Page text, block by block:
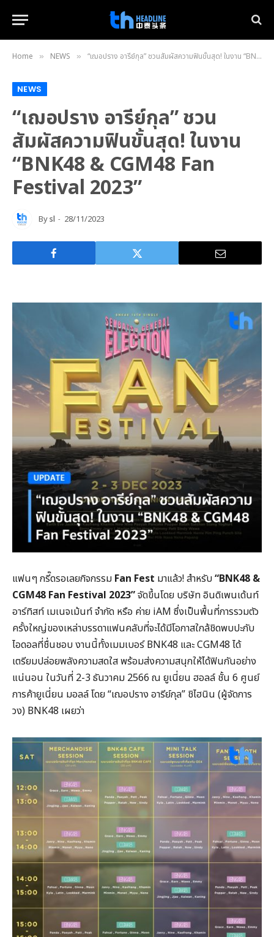
Home » NEWS » “เฌอปราง อารีย์กุล” ชวนสัมผัสความฟินขั้นสุด! ในงาน “BNK48 & CGM48 Fan Festival 2023”
NEWS
“เฌอปราง อารีย์กุล” ชวน
สัมผัสความฟินขั้นสุด! ในงาน
“BNK48 & CGM48 Fan
Festival 2023”
Bysl 28/11/2023
แฟนๆ กรี๊ดรอเลยกิจกรรม Fan Fest มาแล้ว! สำหรับ“BNK48 &
CGM48 Fan Festival 2023”จัดขึ้นโดย บริษัท อินดิเพนเด้นท์
อาร์ทิสท์ เมเนจเม้นท์ จำกัด หรือ ค่าย iAM ซึ่งเป็นพื้นที่การรวมตัว
ครั้งใหญ่ของเหล่าบรรดาแฟนคลับที่จะได้มีโอกาสใกล้ชิดพบปะกับ
ไอดอลที่ชื่นชอบ งานนี้ทั้งเมมเบอร์ BNK48 และ CGM48 ได้
เตรียมปล่อยพลังความสดใส พร้อมส่งความสนุกให้ได้ฟินกันอย่าง
แน่นอน ในวันที่ 2-3 ธันวาคม 2566 ณ ยูเนี่ยน ฮอลล์ ชั้น 6 ศูนย์
การค้ายูเนี่ยน มอลล์ โดย “เฌอปราง อารีย์กุล” ชิไฮนิน (ผู้จัดการ
วง) BNK48 เผยว่า